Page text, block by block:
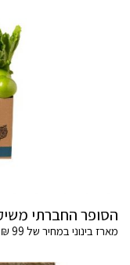
הסופר החברתי
מארז בינוני במחיר של 99 ₪ ומארז גדול ב-149 ₪.